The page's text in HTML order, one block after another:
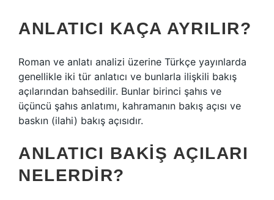
ANLATICI KAÇA AYRILIR?
Roman ve anlatı analizi üzerine Türkçe yayınlarda
genellikle iki tür anlatıcı ve bunlarla ilişkili bakış
açılarından bahsedilir. Bunlar birinci şahıs ve
üçüncü şahıs anlatımı, kahramanın bakış açısı ve
baskın (ilahi) bakış açısıdır.
ANLATICI BAKIŞ AÇILARI
NELERDIR?